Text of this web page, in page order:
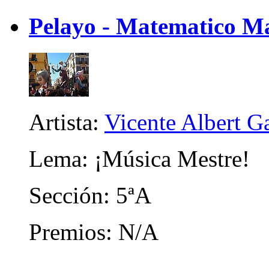
Pelayo - Matematico
Artista: Vicente Albert
Lema: ¡Música Mestre!
Sección: 5ªA
Premios: N/A